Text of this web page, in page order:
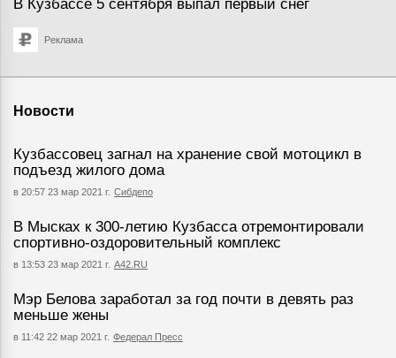
В Кузбассе 5 сентября выпал первый снег
Реклама
Новости
Кузбассовец загнал на хранение свой мотоцикл в
подъезд жилого дома
в 20:57 23 мар 2021 г. Сибдепо
В Мысках к 300-летию Кузбасса отремонтировали
спортивно-оздоровительный комплекс
в 13:53 23 мар 2021 г. А42.RU
Мэр Белова заработал за год почти в девять раз
меньше жены
в 11:42 22 мар 2021 г. Федерал Пресс